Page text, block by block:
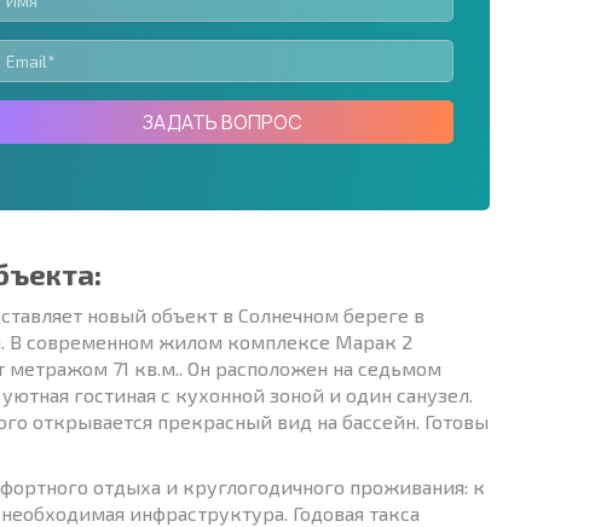
Отправить сообщение
ЗАДАТЬ ВОПРОС
новый объект в Солнечном береге в
В современном жилом комплексе Марак 2
метражом 71 кв.м.. Он расположен на седьмом
гостиная с кухонной зоной и один санузел.
открывается прекрасный вид на бассейн. Готовы
отдыха и круглогодичного проживания: к
инфраструктура. Годовая такса